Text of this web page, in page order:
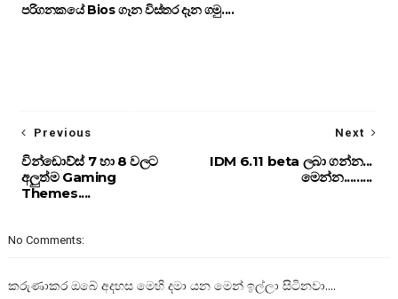
පරිගනකයේ Bios ගෑන විස්තර දෑන ගමු....
Next
IDM 6.11 beta ලබා ගන්න...
මෙන්න.........
Previous
වින්ඩොව්ස් 7 හා 8 වලට
අලුත්ම Gaming
Themes....
No Comments:
කරුණාකර ඔබේ අදහස මෙහි දමා යන මෙන් ඉල්ලා සිටිනවා....